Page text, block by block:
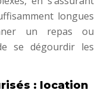
longues
un repas ou
se dégourdir les
: location